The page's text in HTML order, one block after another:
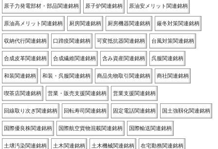
原子力発電部材・部品関連銘柄 原子炉関連銘柄 原油安メリット関連銘柄
原油高メリット関連銘柄 厨房関連銘柄 厨房機器関連銘柄 厳冬対策関連銘柄
収納代行関連銘柄 口蹄疫関連銘柄 可変抵抗器関連銘柄 台風対策関連銘柄
合成皮革関連銘柄 合成繊維関連銘柄 含み資産関連銘柄 呉服関連銘柄
和装関連銘柄 和装・呉服関連銘柄 商品先物取引関連銘柄 商社関連銘柄
喫茶店関連銘柄 営業・販売支援関連銘柄 営業支援関連銘柄
回線取り次ぎ関連銘柄 回転寿司関連銘柄 固定電話関連銘柄 国土強靱化関連銘柄
国際優良株関連銘柄 国際航空貨物混載関連銘柄 国際輸送関連銘柄
土壌汚染関連銘柄 土木関連銘柄 土木機械関連銘柄 在宅勤務関連銘柄